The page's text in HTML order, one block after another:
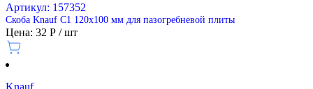
Артикул: 157352
Скоба Knauf С1 120х100 мм для пазогребневой плиты
Цена: 32 Р / шт